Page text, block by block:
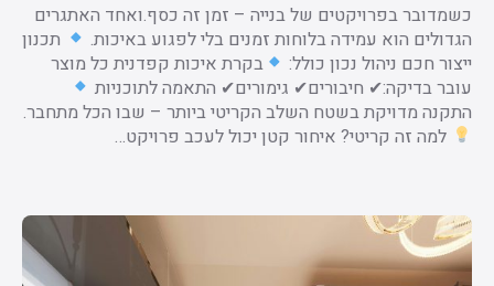
כשמדובר בפרויקטים של בנייה – זמן זה כסף.ואחד האתגרים
הגדולים הוא עמידה בלוחות זמנים בלי לפגוע באיכות.
תכנון
ייצור חכם ניהול נכון כולל:
בקרת איכות קפדנית כל מוצר
עובר בדיקה:✔ חיבורים✔ גימורים✔ התאמה לתוכניות
התקנה מדויקת בשטח השלב הקריטי ביותר – שבו הכל מתחבר.
למה זה קריטי? איחור קטן יכול לעכב פרויקט…